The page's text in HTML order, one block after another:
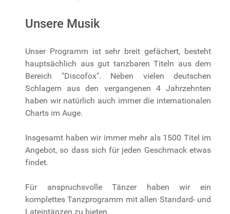
Unsere Musik
Unser Programm ist sehr breit gefächert, besteht
hauptsächlich aus gut tanzbaren Titeln aus dem
Bereich "Discofox". Neben vielen deutschen
Schlagern aus den vergangenen 4 Jahrzehnten
haben wir natürlich auch immer die internationalen
Charts im Auge.
Insgesamt haben wir immer mehr als 1500 Titel im
Angebot, so dass sich für jeden Geschmack etwas
findet.
Für anspruchsvolle Tänzer haben wir ein
komplettes Tanzprogramm mit allen Standard- und
Lateintänzen zu bieten.